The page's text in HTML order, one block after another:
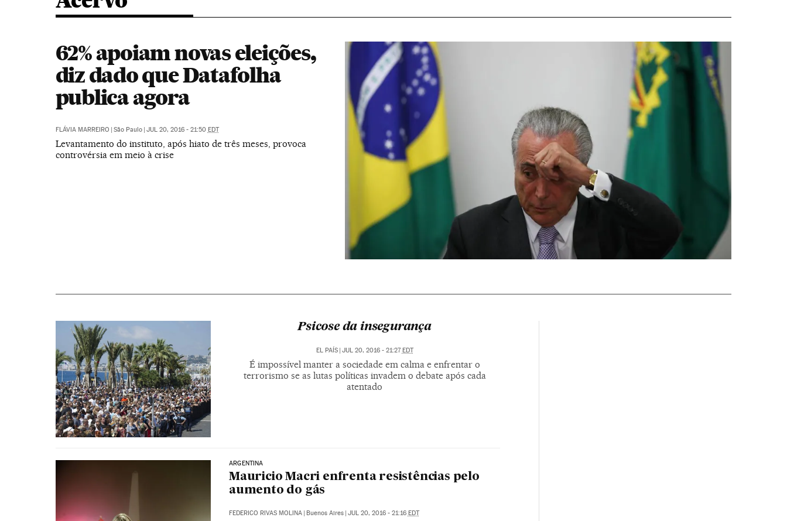
62% apoiam novas eleições,
diz dado que Datafolha
publica agora
FLÁVIA MARREIRO | São Paulo | JUL 20, 2016 - 21:50 EDT
Levantamento do instituto, após hiato de três meses, provoca
controvérsia em meio à crise
Psicose da insegurança
EL PAÍS | JUL 20, 2016 - 21:27EDT
É impossível manter a sociedade em calma e enfrentar o
terrorismo se as lutas políticas invadem o debate após cada
atentado
ARGENTINA
Mauricio Macri enfrenta resistências pelo
aumento do gás
FEDERICO RIVAS MOLINA Buenos Aires JUL 20, 2016 - 21:16 EDT